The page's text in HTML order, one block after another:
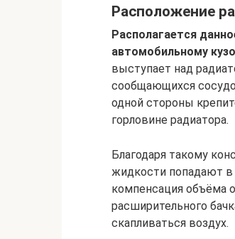
Расположение
Располагается
автомобильному
выступает над
сообщающихся
одной стороны
горловине радиатора.
Благодаря такому
жидкости попадают в
компенсация объёма
расширительного
скапливаться воздух.